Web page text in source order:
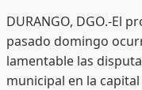
DURANGO, DGO.-El
pasado domingo
lamentable las
municipal en la